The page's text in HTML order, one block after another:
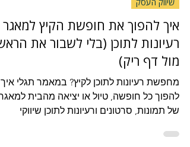
איך להפוך את חופשת הקיץ למאגר
רעיונות לתוכן (בלי לשבור את
מול דף ריק)
מחפשת רעיונות לתוכן לקיץ? במאמר תגלי איך
להפוך כל חופשה, טיול או יציאה מהבית
לאינסטגרם. כולל דוגמאות פרקטיות לבעלות